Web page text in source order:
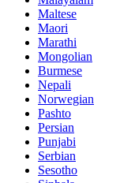
Maltese
Maori
Marathi
Mongolian
Burmese
Nepali
Norwegian
Pashto
Persian
Punjabi
Serbian
Sesotho